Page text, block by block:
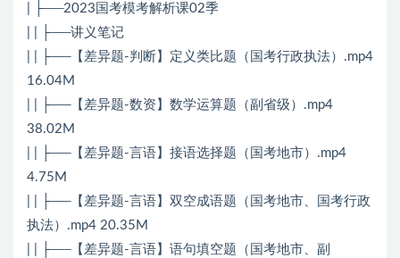
| ├──2023国考模考解析课02季
| | ├──讲义笔记
| | ├──【差异题-判断】定义类比题（国考行政执法）.mp4
16.04M
| | ├──【差异题-数资】数学运算题（副省级）.mp4
38.02M
| | ├──【差异题-言语】接语选择题（国考地市）.mp4
4.75M
| | ├──【差异题-言语】双空成语题（国考地市、国考行政
执法）.mp4 20.35M
| | ├──【差异题-言语】语句填空题（国考地市、副